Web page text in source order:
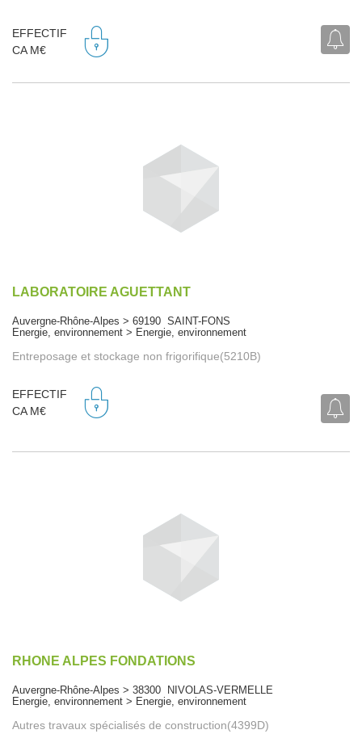
EFFECTIF
CA M€
LABORATOIRE AGUETTANT
Auvergne-Rhône-Alpes > 69190 SAINT-FONS
Energie, environnement > Energie, environnement
Entreposage et stockage non frigorifique(5210B)
EFFECTIF
CA M€
RHONE ALPES FONDATIONS
Auvergne-Rhône-Alpes > 38300 NIVOLAS-VERMELLE
Energie, environnement > Energie, environnement
Autres travaux spécialisés de construction(4399D)